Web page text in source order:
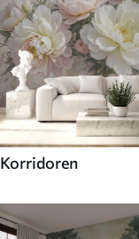
Korridoren